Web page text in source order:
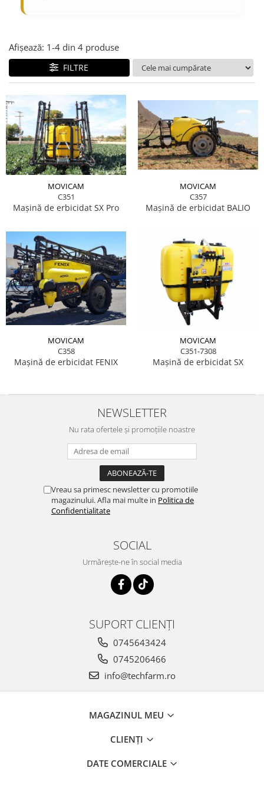
Afișează: 1-4 din 4 produse
FILTRE
MOVICAM
C351
Mașină de erbicidat SX Pro
MOVICAM
C357
Mașină de erbicidat BALIO
MOVICAM
C358
Mașină de erbicidat FENIX
MOVICAM
C351-7308
Mașină de erbicidat SX
NEWSLETTER
Nu rata ofertele și promoțiile noastre
Vreau sa primesc newsletter cu promotiile
magazinului. Afla mai multe in Politica de
Confidentialitate
SOCIAL
Urmărește-ne în social media
SUPORT CLIENȚI
0745643424
0745206466
info@techfarm.ro
MAGAZINUL MEU
CLIENȚI
DATE COMERCIALE